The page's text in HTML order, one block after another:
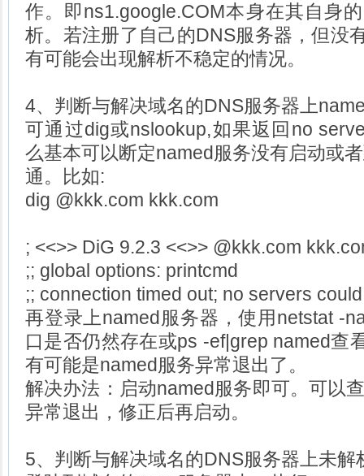
作。即ns1.google.COM本身在其自身
析。若注册了自己的DNS服务器，但没
有可能会出现解析不稳定的情况。
4、判断与解决域名的DNS服务器上
可通过dig或nslookup,如果返回no
么基本可以断定named服务没有启动或
通。比如:
dig @kkk.com kkk.com
; <<>> DiG 9.2.3 <<>> @kkk.com
;; global options: printcmd
;; connection timed out; no servers
再登录上named服务器，使用netstat -
口是否仍然存在或ps -ef|grep named查
有可能是named服务异常退出了。
解决办法：启动named服务即可。可以
异常退出，修正后再启动。
5、判断与解决域名的DNS服务器上未解